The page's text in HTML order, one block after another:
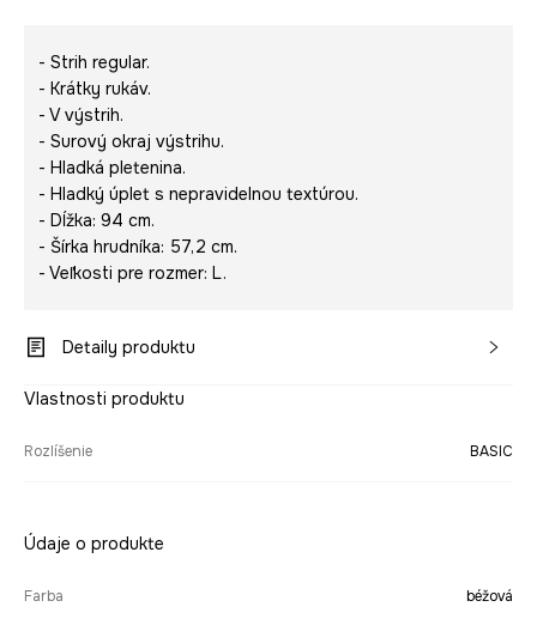
- Strih regular.
- Krátky rukáv.
- V výstrih.
- Surový okraj výstrihu.
- Hladká pletenina.
- Hladký úplet s nepravidelnou textúrou.
- Dĺžka: 94 cm.
- Šírka hrudníka: 57,2 cm.
- Veľkosti pre rozmer: L.
Detaily produktu
Vlastnosti produktu
Rozlíšenie BASIC
Údaje o produkte
Farba béžová